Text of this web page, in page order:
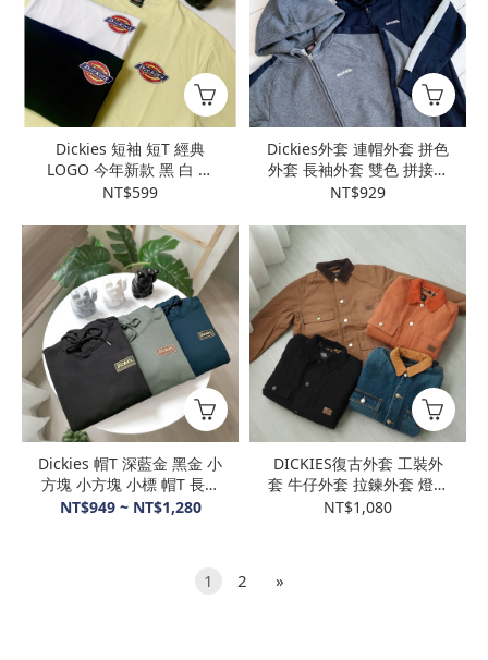
Dickies 短袖 短T 經典
LOGO 今年新款 黑 白 黃
淺灰
NT$599
Dickies外套 連帽外套 拼色
外套 長袖外套 雙色 拼接外
套 刷毛外套
NT$929
Dickies 帽T 深藍金 黑金 小
方塊 小方塊 小標 帽T 長袖
刷毛 寬鬆版
NT$949 ~ NT$1,280
DICKIES復古外套 工裝外
套 牛仔外套 拉鍊外套 燈芯
絨領 內刷毛 多口袋 小
NT$1,080
1 2 »